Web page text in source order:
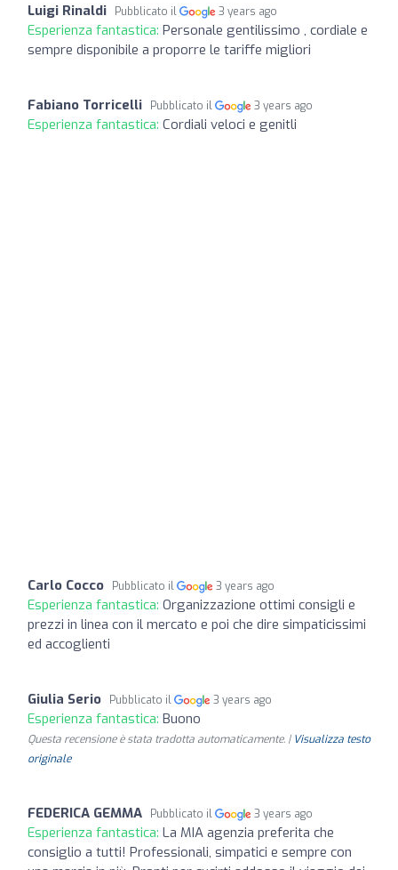
Luigi Rinaldi Pubblicato il 3 years ago
Esperienza fantastica: Personale gentilissimo , cordiale e
sempre disponibile a proporre le tariffe migliori
Fabiano Torricelli Pubblicato il 3 years ago
Esperienza fantastica: Cordiali veloci e genitli
Carlo Cocco Pubblicato il 3 years ago
Esperienza fantastica: Organizzazione ottimi consigli e
prezzi in linea con il mercato e poi che dire simpaticissimi
ed accoglienti
Giulia Serio Pubblicato il 3 years ago
Esperienza fantastica: Buono
Questa recensione è stata tradotta automaticamente. | Visualizza testo
originale
FEDERICA GEMMA Pubblicato il 3 years ago
Esperienza fantastica: La MIA agenzia preferita che
consiglio a tutti! Professionali, simpatici e sempre con